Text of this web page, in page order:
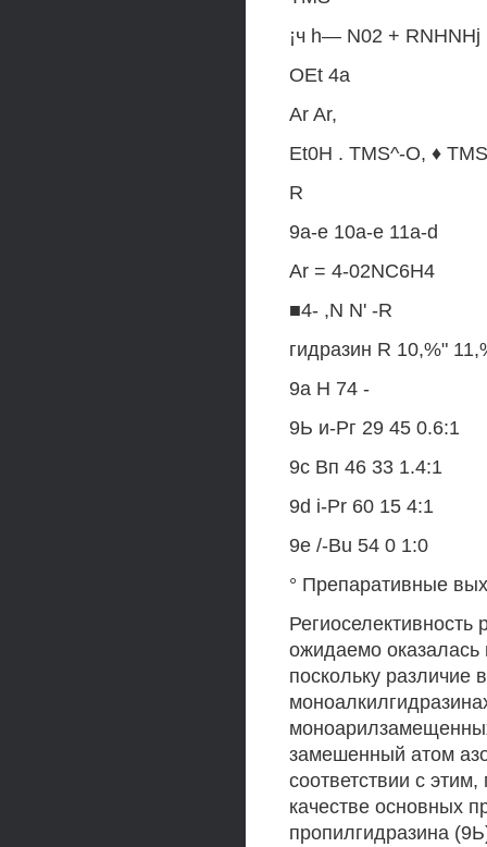
¡ч h— N02 + RNHNHj
OEt 4a
Ar Ar,
Et0H . TMS^-O, ♦
R
9a-e 10a-e 11a-d
Ar = 4-02NC6H4
■4- ,N N' -R
гидразин R 10,%"
9а Н 74 -
9Ь и-Рг 29 45 0.6:1
9с Вп 46 33 1.4:1
9d i-Pr 60 15 4:1
9е /-Bu 54 0 1:0
° Препаративные
ожидаемо оказалась
поскольку различие
замешенный атом
соответствии с
качестве основных
пропилгидразина